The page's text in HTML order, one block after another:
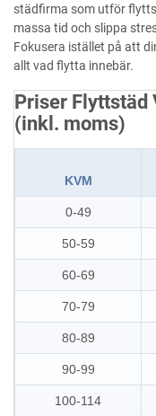
städfirma som utför
massa tid och slippa
Fokusera istället på att
allt vad flytta innebär.
Priser Flyttstäd
(inkl. moms)
KVM
0-49
50-59
60-69
70-79
80-89
90-99
100-114